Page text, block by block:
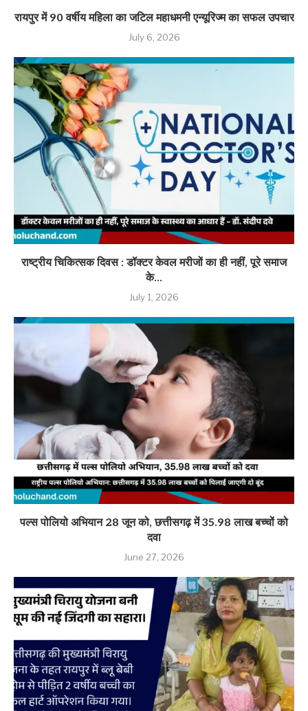
रायपुर में 90 वर्षीय महिला का जटिल महाधमनी एन्यूरिज्म का सफल उपचार
July 6, 2026
राष्ट्रीय चिकित्सक दिवस : डॉक्टर केवल मरीजों का ही नहीं, पूरे समाज
के...
July 1, 2026
पल्स पोलियो अभियान 28 जून को, छत्तीसगढ़ में 35.98 लाख बच्चों को
दवा
June 27, 2026